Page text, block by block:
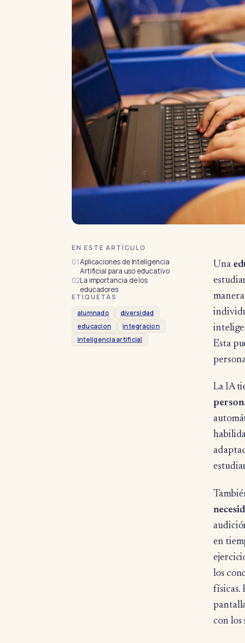
EN ESTE ARTÍCULO
01Aplicaciones de Inteligencia
Artificial para uso educativo
02La importancia de los
educadores
ETIQUETAS
alumnado
diversidad
educacion
integracion
inteligencia artificial
Una
Esta
La IA
en
los
físicas.
con los